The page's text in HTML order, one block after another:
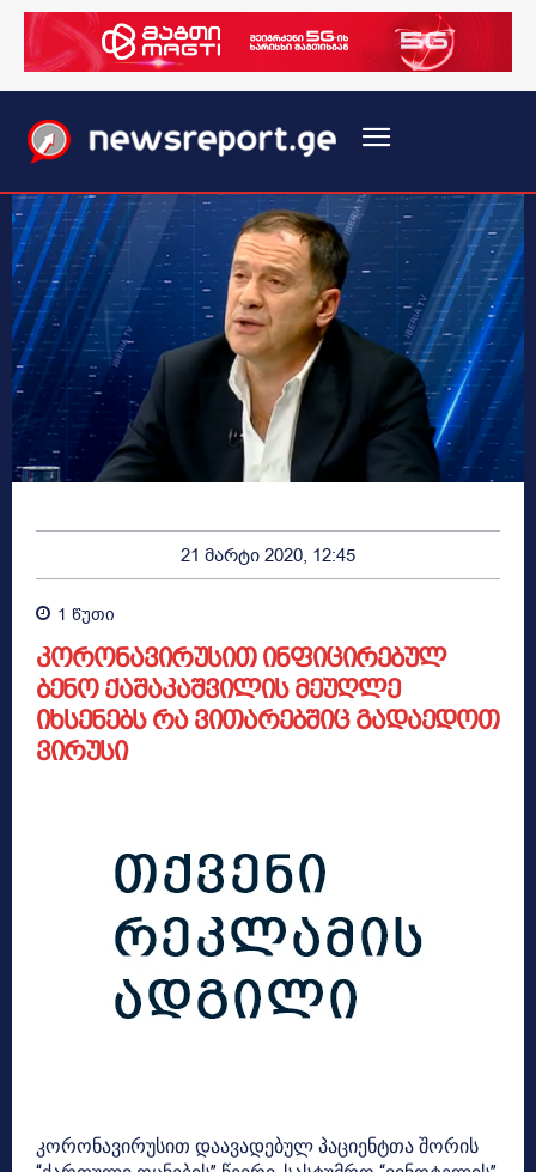
21 მარტი 2020, 12:45
1 წუთი
კორონავირუსით ინფიცირებულ
ბენო ქაშაკაშვილის მეუღლე
იხსენებს რა ვითარებშიც გადაედოთ
ვირუსი
კორონავირუსით დაავადებულ პაციენტთა შორის